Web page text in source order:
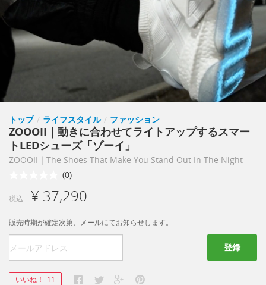
トップ / ライフスタイル / ファッション
ZOOOII｜動きに合わせてライトアップするスマー
トLEDシューズ「ゾーイ」
ZOOOII｜The Shoes That Make You Stand Out In The Night
(0)
税込 ¥ 37,290
販売時期が確定次第、メールにてお知らせします。
登録
いいね！ 11